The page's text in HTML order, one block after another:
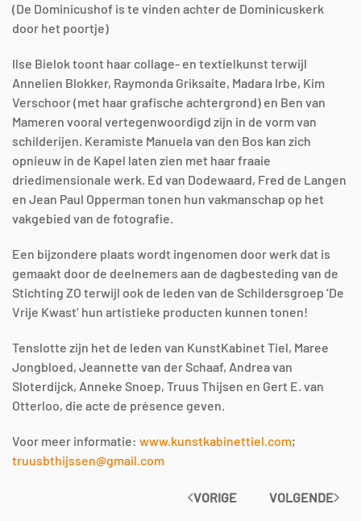
(De Dominicushof is te vinden achter de Dominicuskerk
door het poortje)
Ilse Bielok toont haar collage- en textielkunst terwijl
Annelien Blokker, Raymonda Griksaite, Madara Irbe, Kim
Verschoor (met haar grafische achtergrond) en Ben van
Mameren vooral vertegenwoordigd zijn in de vorm van
schilderijen. Keramiste Manuela van den Bos kan zich
opnieuw in de Kapel laten zien met haar fraaie
driedimensionale werk. Ed van Dodewaard, Fred de Langen
en Jean Paul Opperman tonen hun vakmanschap op het
vakgebied van de fotografie.
Een bijzondere plaats wordt ingenomen door werk dat is
gemaakt door de deelnemers aan de dagbesteding van de
Stichting ZO terwijl ook de leden van de Schildersgroep ‘De
Vrije Kwast’ hun artistieke producten kunnen tonen!
Tenslotte zijn het de leden van KunstKabinet Tiel, Maree
Jongbloed, Jeannette van der Schaaf, Andrea van
Sloterdijck, Anneke Snoep, Truus Thijsen en Gert E. van
Otterloo, die acte de présence geven.
Voor meer informatie: www.kunstkabinettiel.com;
truusbthijssen@gmail.com
VORIGE VOLGENDE